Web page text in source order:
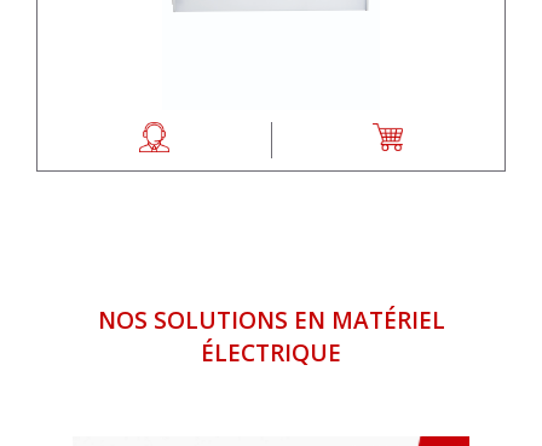
NOS SOLUTIONS EN MATÉRIEL
ÉLECTRIQUE